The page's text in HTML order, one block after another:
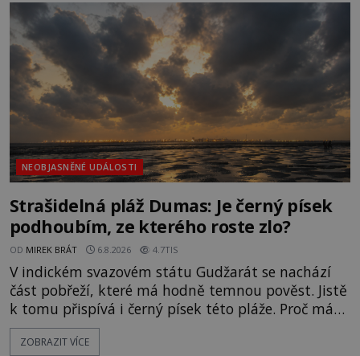
NEOBJASNĚNÉ UDÁLOSTI
Strašidelná pláž Dumas: Je černý písek
podhoubím, ze kterého roste zlo?
OD MIREK BRÁT 6.8.2026 4.7TIS
V indickém svazovém státu Gudžarát se nachází
část pobřeží, které má hodně temnou pověst. Jistě
k tomu přispívá i černý písek této pláže. Proč má
pláž takové netypické zbarvení? Nakolik jsou
pravdivé historky, že zde došlo k nevysvětlitelným
ZOBRAZIT VÍCE